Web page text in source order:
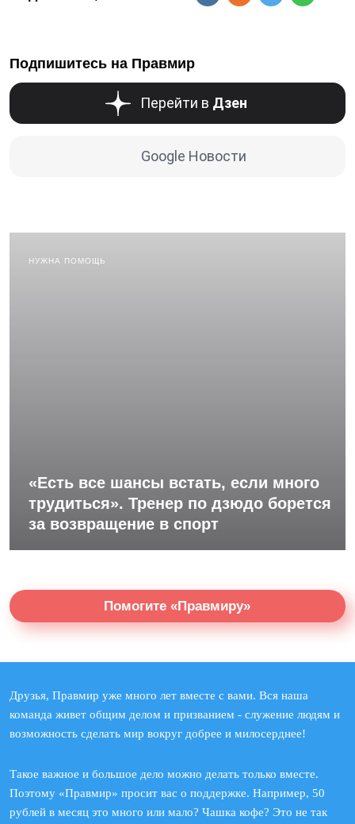
Подпишитесь на Правмир
Перейти в Дзен
Google Новости
НУЖНА ПОМОЩЬ
«Есть все шансы встать, если много
трудиться». Тренер по дзюдо борется
за возвращение в спорт
Помогите «Правмиру»
Друзья, Правмир уже много лет вместе с вами. Вся наша
команда живет общим делом и призванием - служение людям и
возможность сделать мир вокруг добрее и милосерднее!
Такое важное и большое дело можно делать только вместе.
Поэтому «Правмир» просит вас о поддержке. Например, 50
рублей в месяц это много или мало? Чашка кофе? Это не так